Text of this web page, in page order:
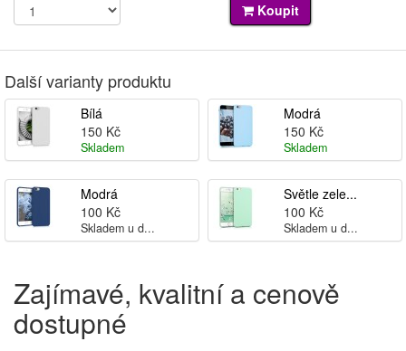
Koupit
Další varianty produktu
Bílá
150 Kč
Skladem
Modrá
150 Kč
Skladem
Modrá
100 Kč
Skladem u d...
Světle zele...
100 Kč
Skladem u d...
Zajímavé, kvalitní a cenově
dostupné